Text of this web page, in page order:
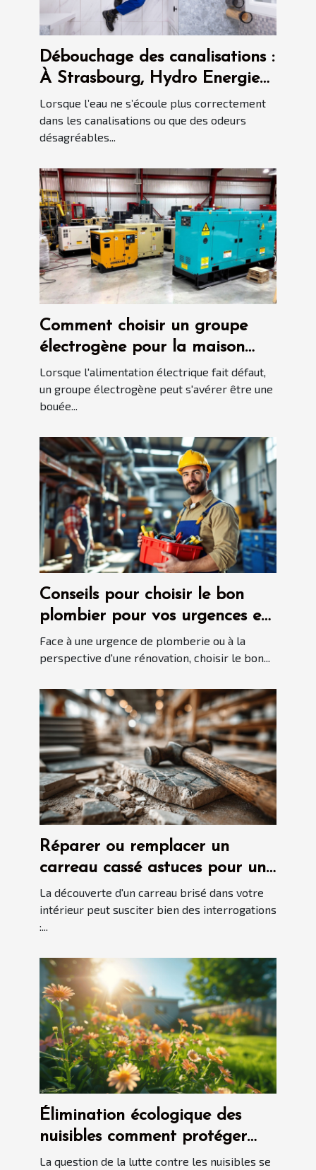
Débouchage des canalisations :
À Strasbourg, Hydro Energie
s’occupe de tout !
Lorsque l’eau ne s’écoule plus correctement
dans les canalisations ou que des odeurs
désagréables...
Comment choisir un groupe
électrogène pour la maison
critères et recommandations
Lorsque l'alimentation électrique fait défaut,
un groupe électrogène peut s'avérer être une
bouée...
Conseils pour choisir le bon
plombier pour vos urgences et
rénovations
Face à une urgence de plomberie ou à la
perspective d'une rénovation, choisir le bon...
Réparer ou remplacer un
carreau cassé astuces pour un
choix économique
La découverte d'un carreau brisé dans votre
intérieur peut susciter bien des interrogations
:...
Élimination écologique des
nuisibles comment protéger
votre maison sans nuire à
La question de la lutte contre les nuisibles se